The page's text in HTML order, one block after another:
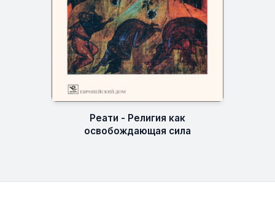
Реати - Религия как
освобождающая сила